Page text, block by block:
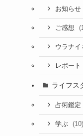
お知らせ
ご感想
ウラナイ
レポート
ライフス
占術鑑定
学ぶ (10)